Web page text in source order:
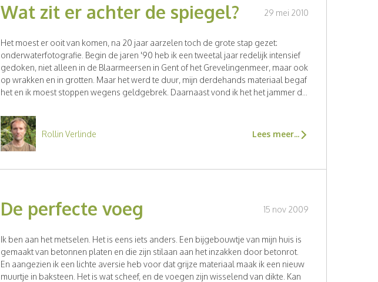
Wat zit er achter de spiegel? 29 mei 2010
Het moest er ooit van komen, na 20 jaar aarzelen toch de grote stap gezet:
onderwaterfotografie. Begin de jaren '90 heb ik een tweetal jaar redelijk intensief
gedoken, niet alleen in de Blaarmeersen in Gent of het Grevelingenmeer, maar ook
op wrakken en in grotten. Maar het werd te duur, mijn derdehands materiaal begaf
het en ik moest stoppen wegens geldgebrek. Daarnaast vond ik het het jammer d...
Rollin Verlinde Lees meer...
De perfecte voeg 15 nov 2009
Ik ben aan het metselen. Het is eens iets anders. Een bijgebouwtje van mijn huis is
gemaakt van betonnen platen en die zijn stilaan aan het inzakken door betonrot.
En aangezien ik een lichte aversie heb voor dat grijze materiaal maak ik een nieuw
muurtje in baksteen. Het is wat scheef, en de voegen zijn wisselend van dikte. Kan